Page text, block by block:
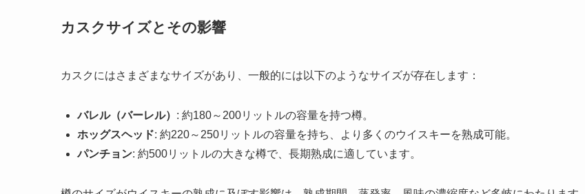
カスクサイズとその影響
カスクにはさまざまなサイズがあり、一般的には以下のようなサイズが存在します：
バレル（バーレル） : 約180～200リットルの容量を持つ樽。
ホッグスヘッド: 約220～250リットルの容量を持ち、より多くのウイスキーを熟成可能。
パンチョン: 約500リットルの大きな樽で、長期熟成に適しています。